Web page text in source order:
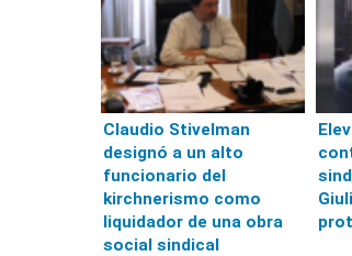
Claudio Stivelman
designó a un alto
funcionario del
kirchnerismo como
liquidador de una obra
social sindical